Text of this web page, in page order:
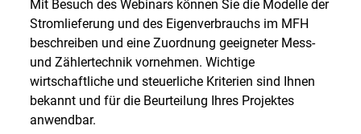
Mit Besuch des Webinars können Sie die Modelle der
Stromlieferung und des Eigenverbrauchs im MFH
beschreiben und eine Zuordnung geeigneter Mess-
und Zählertechnik vornehmen. Wichtige
wirtschaftliche und steuerliche Kriterien sind Ihnen
bekannt und für die Beurteilung Ihres Projektes
anwendbar.